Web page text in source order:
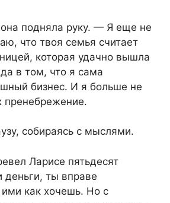
подняла руку. — Я еще не
что твоя семья считает
которая удачно вышла
в том, что я сама
бизнес. И я больше не
пренебрежение.
собираясь с мыслями.
Ларисе пятьдесят
деньги, ты вправе
как хочешь. Но с